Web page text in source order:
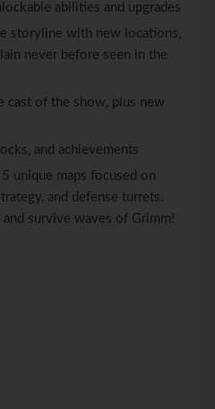
abilities and upgrades
storyline with new locations,
never before seen in the
cast of the show, plus new
and achievements
unique maps focused on
and defense turrets.
survive waves of Grimm!